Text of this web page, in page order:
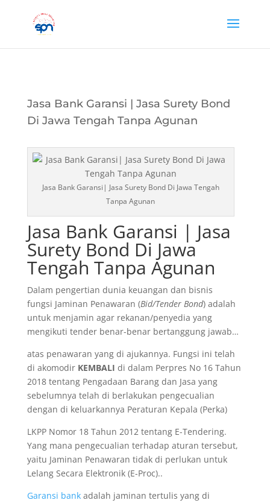
Jasa Bank Garansi | Jasa Surety Bond
Di Jawa Tengah Tanpa Agunan
Jasa Bank Garansi| Jasa Surety Bond Di Jawa Tengah
Tanpa Agunan
Jasa Bank Garansi | Jasa
Surety Bond Di Jawa
Tengah Tanpa Agunan
Dalam pengertian dunia keuangan dan bisnis
fungsi Jaminan Penawaran (Bid/Tender Bond) adalah
untuk menjamin agar rekanan/penyedia yang
mengikuti tender benar-benar bertanggung jawab…
atas penawaran yang di ajukannya. Fungsi ini telah
di akomodir KEMBALI di dalam Perpres No 16 Tahun
2018 tentang Pengadaan Barang dan Jasa yang
sebelumnya telah di berlakukan pengecualian
dengan di keluarkannya Peraturan Kepala (Perka)
LKPP Nomor 18 Tahun 2012 tentang E-Tendering.
Yang mana pengecualian terhadap aturan tersebut,
yaitu Jaminan Penawaran tidak di perlukan untuk
Lelang Secara Elektronik (E-Proc)..
Garansi bankadalah jaminan tertulis yang di